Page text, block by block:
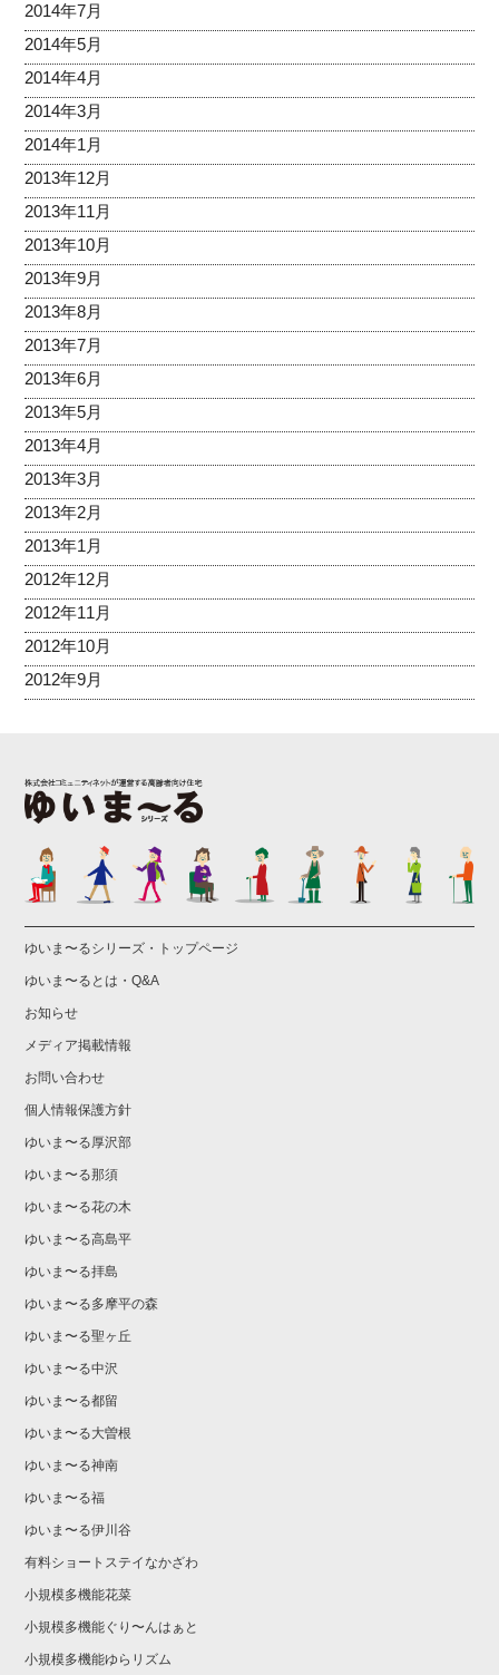
2014年7月
2014年5月
2014年4月
2014年3月
2014年1月
2013年12月
2013年11月
2013年10月
2013年9月
2013年8月
2013年7月
2013年6月
2013年5月
2013年4月
2013年3月
2013年2月
2013年1月
2012年12月
2012年11月
2012年10月
2012年9月
ゆいま〜るシリーズ・トップページ
ゆいま〜るとは・Q&A
お知らせ
メディア掲載情報
お問い合わせ
個人情報保護方針
ゆいま〜る厚沢部
ゆいま〜る那須
ゆいま〜る花の木
ゆいま〜る高島平
ゆいま〜る拝島
ゆいま〜る多摩平の森
ゆいま〜る聖ヶ丘
ゆいま〜る中沢
ゆいま〜る都留
ゆいま〜る大曽根
ゆいま〜る神南
ゆいま〜る福
ゆいま〜る伊川谷
有料ショートステイなかざわ
小規模多機能花菜
小規模多機能ぐり〜んはぁと
小規模多機能ゆらリズム